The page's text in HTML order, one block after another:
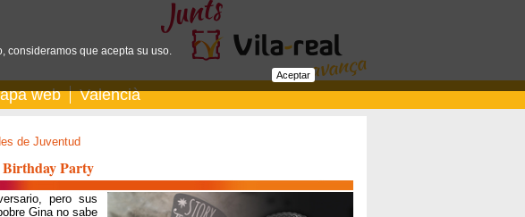
web Valencià
de Juventud
Party
pero sus
Gina no sabe
consideramos que acepta su uso.
Aceptar